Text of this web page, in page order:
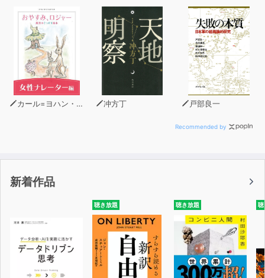
カール=ヨハン・エリーン 冲方丁 戸部良一
Recommended by
新着作品
聴き放題 聴き放題 聴